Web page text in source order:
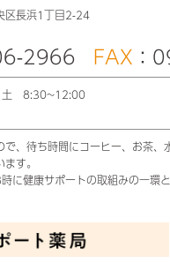
区長浜1丁目2-24
2966 FAX ：
土 8:30~12:00
、待ち時間にコーヒー、お茶、
す。
に健康サポートの取組みの一環と